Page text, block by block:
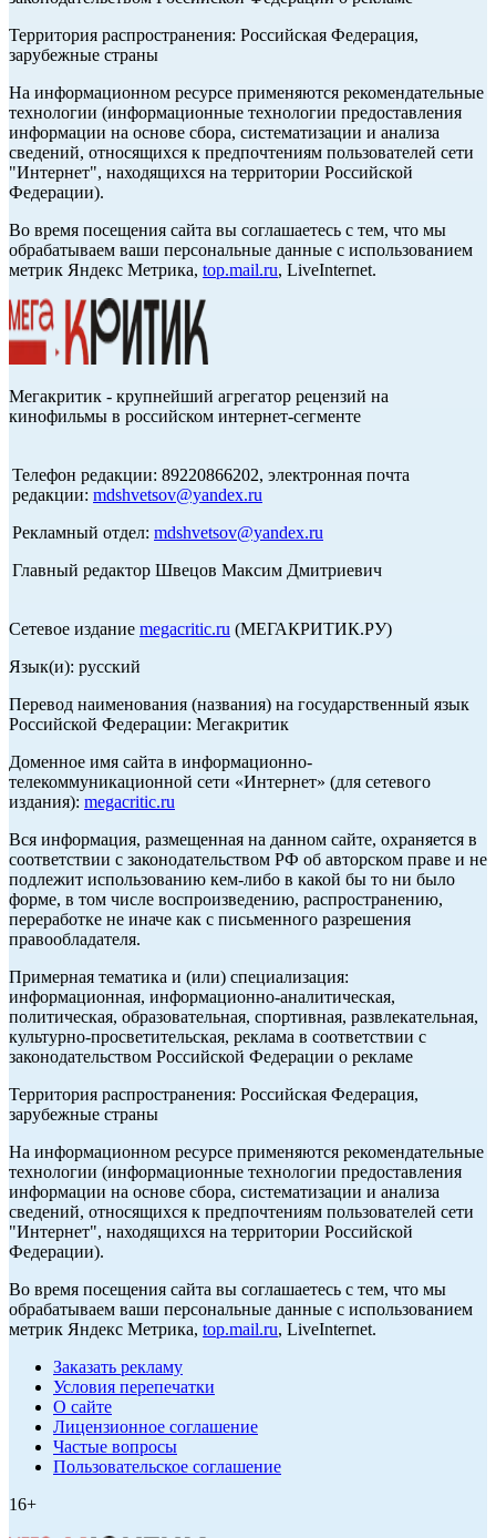
Территория распространения: Российская Федерация,
зарубежные страны
На информационном ресурсе применяются рекомендательные
технологии (информационные технологии предоставления
информации на основе сбора, систематизации и анализа
сведений, относящихся к предпочтениям пользователей сети
"Интернет", находящихся на территории Российской
Федерации).
Во время посещения сайта вы соглашаетесь с тем, что мы
обрабатываем ваши персональные данные с использованием
метрик Яндекс Метрика, top.mail.ru, LiveInternet.
Мегакритик - крупнейший агрегатор рецензий на
кинофильмы в российском интернет-сегменте
Телефон редакции: 89220866202, электронная почта
редакции: mdshvetsov@yandex.ru
Рекламный отдел: mdshvetsov@yandex.ru
Главный редактор Швецов Максим Дмитриевич
Сетевое издание megacritic.ru (МЕГАКРИТИК.РУ)
Язык(и): русский
Перевод наименования (названия) на государственный язык
Российской Федерации: Мегакритик
Доменное имя сайта в информационно-
телекоммуникационной сети «Интернет» (для сетевого
издания): megacritic.ru
Вся информация, размещенная на данном сайте, охраняется в
соответствии с законодательством РФ об авторском праве и не
подлежит использованию кем-либо в какой бы то ни было
форме, в том числе воспроизведению, распространению,
переработке не иначе как с письменного разрешения
правообладателя.
Примерная тематика и (или) специализация:
информационная, информационно-аналитическая,
политическая, образовательная, спортивная, развлекательная,
культурно-просветительская, реклама в соответствии с
законодательством Российской Федерации о рекламе
Территория распространения: Российская Федерация,
зарубежные страны
На информационном ресурсе применяются рекомендательные
технологии (информационные технологии предоставления
информации на основе сбора, систематизации и анализа
сведений, относящихся к предпочтениям пользователей сети
"Интернет", находящихся на территории Российской
Федерации).
Во время посещения сайта вы соглашаетесь с тем, что мы
обрабатываем ваши персональные данные с использованием
метрик Яндекс Метрика, top.mail.ru, LiveInternet.
Заказать рекламу
Условия перепечатки
О сайте
Лицензионное соглашение
Частые вопросы
Пользовательское соглашение
16+